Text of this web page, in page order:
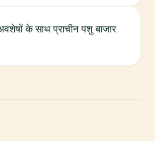
के साथ प्राचीन पशु बाजार